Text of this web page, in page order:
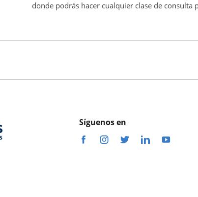
donde podrás hacer cualquier clase de
Síguenos en